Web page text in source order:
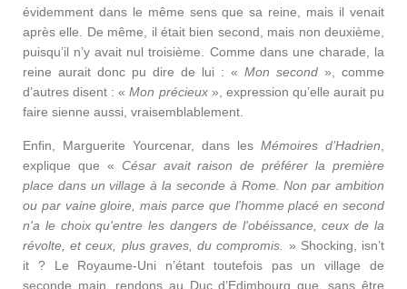
évidemment dans le même sens que sa reine, mais il venait
après elle. De même, il était bien second, mais non deuxième,
puisqu’il n’y avait nul troisième. Comme dans une charade, la
reine aurait donc pu dire de lui : « Mon second », comme
d’autres disent : «Mon précieux », expression qu’elle aurait pu
faire sienne aussi, vraisemblablement.
Enfin, Marguerite Yourcenar, dans les Mémoires d’Hadrien
explique que « César avait raison de préférer la première
place dans un village à la seconde à Rome. Non par ambition
ou par vaine gloire, mais parce que l'homme placé en second
n'a le choix qu'entre les dangers de l'obéissance, ceux de la
révolte, et ceux, plus graves, du compromis. » Shocking, isn’t
it ? Le Royaume-Uni n’étant toutefois pas un village de
seconde main, rendons au Duc d’Edimbourg que, sans être